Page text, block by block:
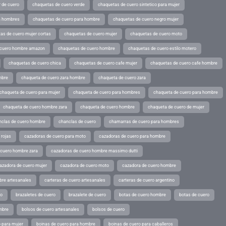
de cuero chaquetas de cuero verde chaquetas de cuero sintetico para mujer
hombres chaquetas de cuero para hombre chaquetas de cuero negro mujer
de cuero mujer cortas chaquetas de cuero mujer chaquetas de cuero moto
hombre amazon chaquetas de cuero hombre chaquetas de cuero estilo motero
chaquetas de cuero chica chaquetas de cuero cafe mujer chaquetas de cuero cafe hombre
chaqueta de cuero zara hombre chaqueta de cuero zara
chaqueta de cuero para mujer chaqueta de cuero para hombres chaqueta de cuero para hombre
chaqueta de cuero hombre zara chaqueta de cuero hombre chaqueta de cuero de mujer
de cuero hombre chanclas de cuero chamarras de cuero para hombres
rojas cazadoras de cuero para moto cazadoras de cuero para hombre
hombre zara cazadoras de cuero hombre massimo dutti
de cuero mujer cazadora de cuero moto cazadora de cuero hombre
artesanales carteras de cuero artesanales carteras de cuero argentino
brazaletes de cuero brazalete de cuero botas de cuero hombre botas de cuero
bolsos de cuero artesanales bolsos de cuero
para mujer boinas de cuero para hombre boinas de cuero para caballeros